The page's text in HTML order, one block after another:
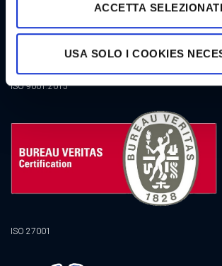
ACCETTA SELEZIONATI
USA SOLO I COOKIES
ISO 9001:2015
ISO 27001